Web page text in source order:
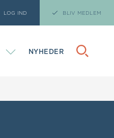
LOG IND BLIV MEDLEM
NYHEDER